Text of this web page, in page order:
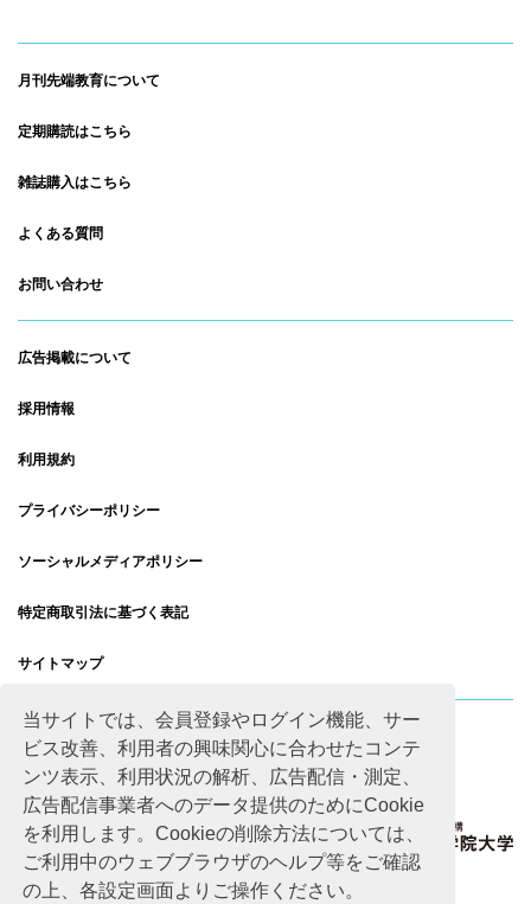
当サイトでは、会員登録やログイン機能、サー
ビス改善、利用者の興味関心に合わせたコンテ
ンツ表示、利用状況の解析、広告配信・測定、
広告配信事業者へのデータ提供のためにCookie
を利用します。Cookieの削除方法については、
ご利用中のウェブブラウザのヘルプ等をご確認
の上、各設定画面よりご操作ください。
月刊先端教育について
定期購読はこちら
雑誌購入はこちら
よくある質問
お問い合わせ
広告掲載について
採用情報
利用規約
プライバシーポリシー
ソーシャルメディアポリシー
特定商取引法に基づく表記
サイトマップ